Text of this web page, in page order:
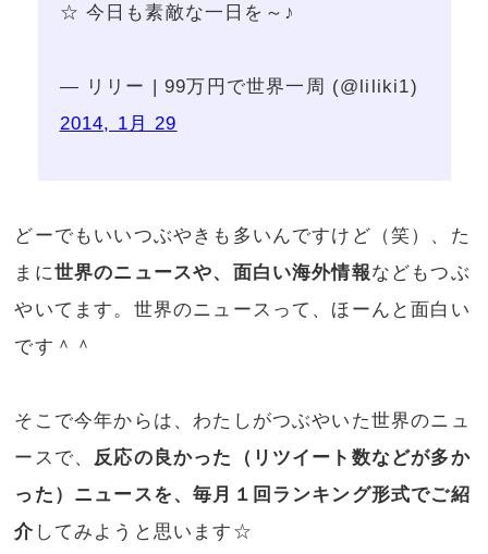
☆ 今日も素敵な一日を～♪
— リリー | 99万円で世界一周 (@liliki1)
2014, 1月 29
どーでもいいつぶやきも多いんですけど（笑）、た
まに世界のニュースや、面白い海外情報などもつぶ
やいてます。世界のニュースって、ほーんと面白い
です＾＾
そこで今年からは、わたしがつぶやいた世界のニュ
ースで、 反応の良かった（リツイート数などが多か
った）ニュースを、毎月１回ランキング形式でご紹
介 してみようと思います☆